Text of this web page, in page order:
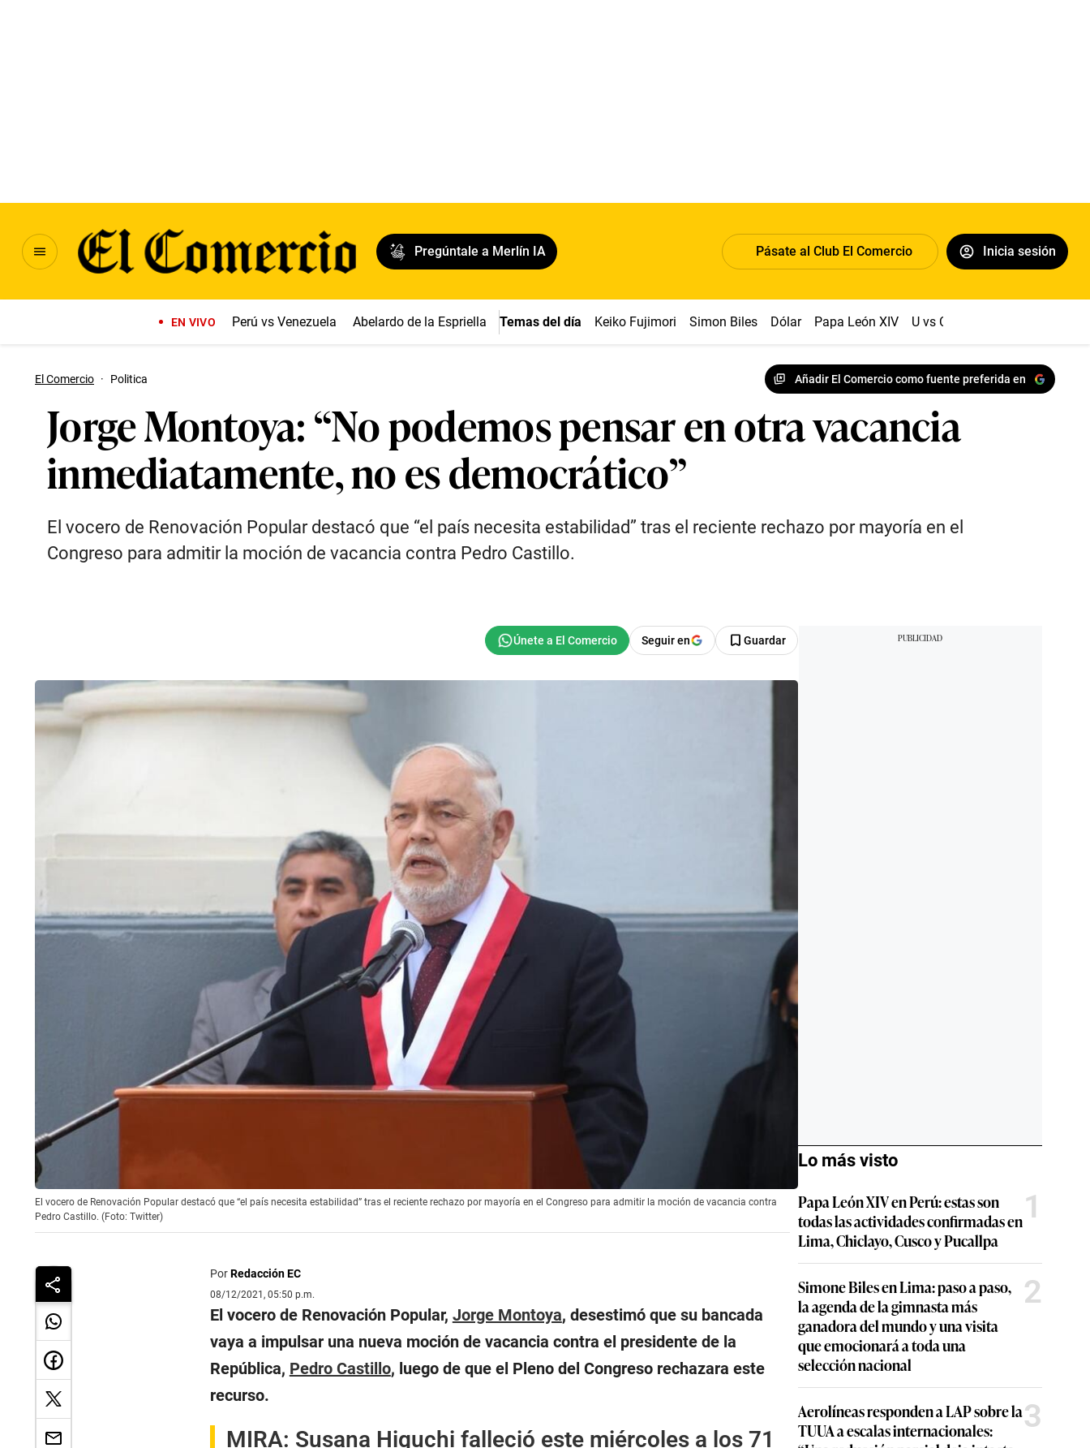
Pregúntale a Merlín IA Pásate al Club El Comercio Inicia sesión
EN VIVO Perú vs Venezuela Abelardo de la Espriella Temas del día Keiko Fujimori Simon Biles Dólar Papa León XIV U vs Cristal
El Comercio · Politica Añadir El Comercio como fuente preferida en
Jorge Montoya: “No podemos pensar en otra vacancia
inmediatamente, no es democrático”
El vocero de Renovación Popular destacó que “el país necesita estabilidad” tras el reciente rechazo por mayoría en el
Congreso para admitir la moción de vacancia contra Pedro Castillo.
Seguir en Guardar
El vocero de Renovación Popular destacó que “el país necesita estabilidad” tras el reciente rechazo por mayoría en el Congreso para admitir la moción de vacancia contra
Pedro Castillo. (Foto: Twitter)
PorRedacción EC
08/12/2021, 05:50 p.m.
El vocero de Renovación Popular, Jorge Montoya, desestimó que su bancada
vaya a impulsar una nueva moción de vacancia contra el presidente de la
República, Pedro Castillo, luego de que el Pleno del Congreso rechazara este
recurso.
MIRA: Susana Higuchi falleció este miércoles a los 71
Lo más visto
Papa León XIV en Perú: estas son
todas las actividades confirmadas en
Lima, Chiclayo, Cusco y Pucallpa
1
Simone Biles en Lima: paso a paso,
la agenda de la gimnasta más
ganadora del mundo y una visita
que emocionará a toda una
selección nacional
2
Aerolíneas responden a LAP sobre la
TUUA a escalas internacionales:
3